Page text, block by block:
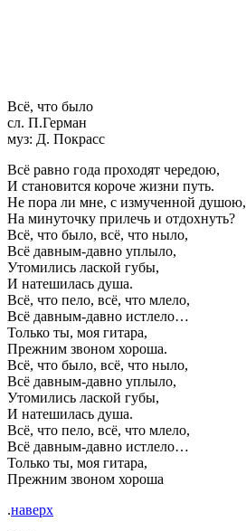
Всё, что было
сл. П.Герман
муз: Д. Покрасс
Всё равно года проходят чередою,
И становится короче жизни путь.
Не пора ли мне, с измученной душою,
На минуточку прилечь и отдохнуть?
Всё, что было, всё, что ныло,
Всё давным-давно уплыло,
Утомились лаской губы,
И натешилась душа.
Всё, что пело, всё, что млело,
Всё давным-давно истлело…
Только ты, моя гитара,
Прежним звоном хороша.
Всё, что было, всё, что ныло,
Всё давным-давно уплыло,
Утомились лаской губы,
И натешилась душа.
Всё, что пело, всё, что млело,
Всё давным-давно истлело…
Только ты, моя гитара,
Прежним звоном хороша
.наверх